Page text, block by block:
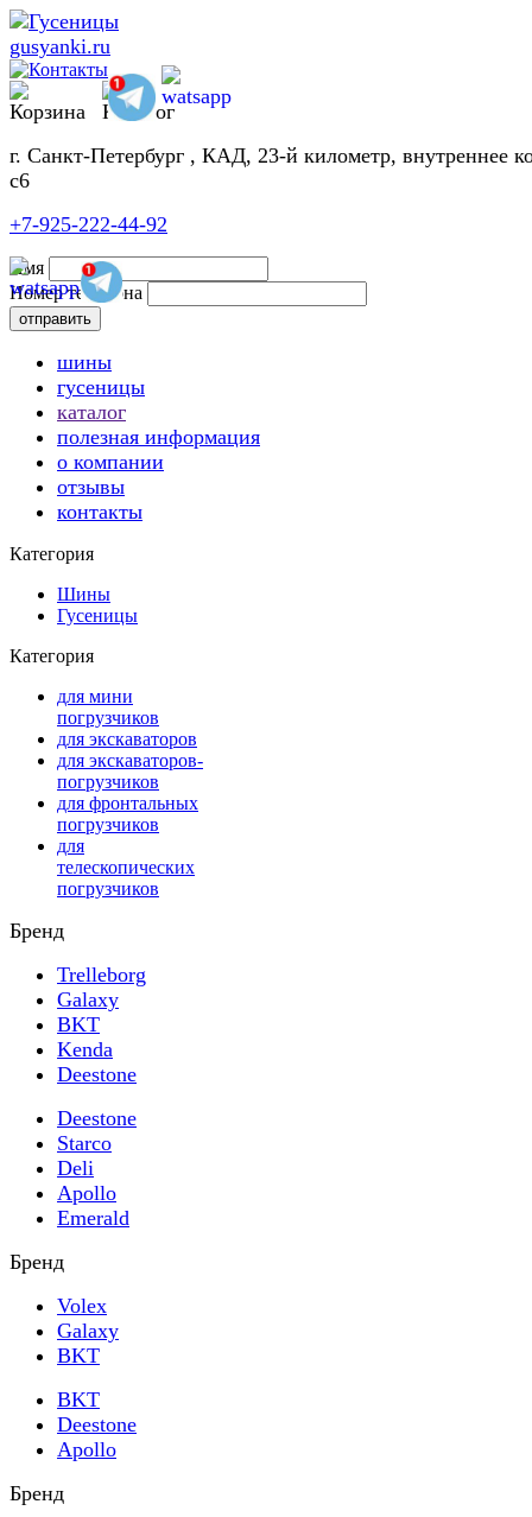
г. Санкт-Петербург , КАД, 23-й километр, внутреннее
с6
+7-925-222-44-92
Имя
Номер телефона
шины
гусеницы
каталог
полезная информация
о компании
отзывы
контакты
Категория
Шины
Гусеницы
Категория
для мини
погрузчиков
для экскаваторов
для экскаваторов-
погрузчиков
для фронтальных
погрузчиков
для
телескопических
погрузчиков
Бренд
Trelleborg
Galaxy
BKT
Kenda
Deestone
Deestone
Starco
Deli
Apollo
Emerald
Бренд
Volex
Galaxy
BKT
BKT
Deestone
Apollo
Бренд